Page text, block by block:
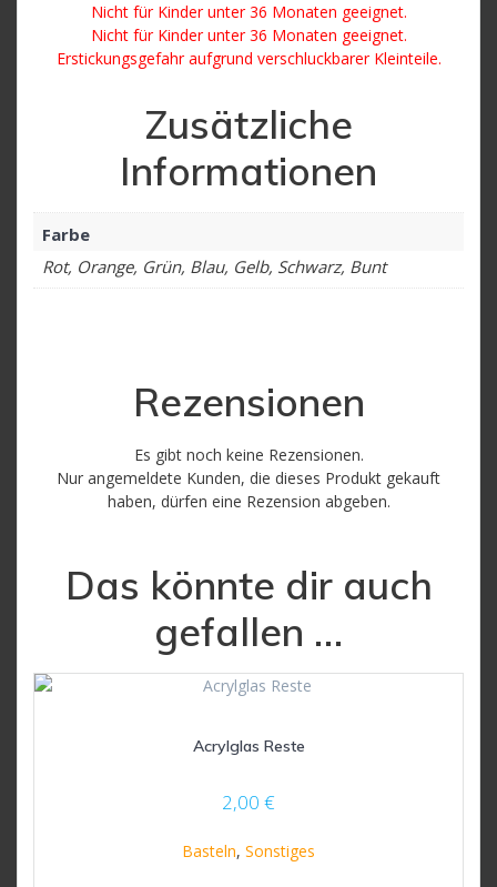
Nicht für Kinder unter 36 Monaten geeignet.
Nicht für Kinder unter 36 Monaten geeignet.
Erstickungsgefahr aufgrund verschluckbarer Kleinteile.
Zusätzliche
Informationen
Farbe
Rot, Orange, Grün, Blau, Gelb, Schwarz, Bunt
Rezensionen
Es gibt noch keine Rezensionen.
Nur angemeldete Kunden, die dieses Produkt gekauft
haben, dürfen eine Rezension abgeben.
Das könnte dir auch
gefallen …
Acrylglas Reste
2,00 €
Basteln, Sonstiges